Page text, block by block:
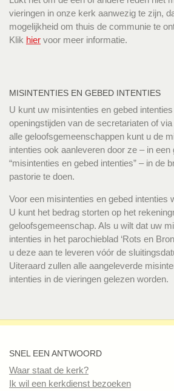
vieringen in onze kerk aanwezig te zijn,
mogelijkheid om thuis de communie te
Klik hier voor meer informatie.
MISINTENTIES EN GEBED INTENTIES
U kunt uw misintenties en gebed
openingstijden van de secretariaten of
alle geloofsgemeenschappen kunt u de
intenties ook aanleveren door ze – in een
“misintenties en gebed intenties” – in de
pastorie te doen.
Voor een misintenties en gebed intenties
U kunt het bedrag storten op het
geloofsgemeenschap. Als u wilt dat uw
intenties in het parochieblad ‘Rots en
u deze aan te leveren vóór de
Uiteraard zullen alle aangeleverde
intenties in de vieringen gelezen worden.
SNEL EEN ANTWOORD
Waar staat de kerk?
Ik wil een kerkdienst bezoeken